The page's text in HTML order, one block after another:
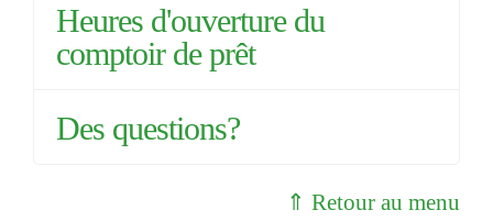
Heures d'ouverture du
comptoir de prêt
Des questions?
⇑ Retour au menu